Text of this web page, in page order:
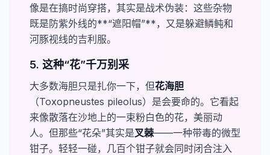
像是在搞时尚穿搭，其实是战术伪装：这些杂物
既是防紫外线的**“遮阳帽”**，又是躲避鳞鲀和
河豚视线的吉利服。
5. 这种“花”千万别采
大多数海胆只是扎你一下，但​​花海胆
（Toxopneustes pileolus）是会要命的。它看起
来像散落在沙地上的一束粉白色的花，美丽动
人。但那些“花朵”其实是​​叉棘——一种带毒的微型
钳子。轻轻一碰，几百个钳子就会同时闭合注入